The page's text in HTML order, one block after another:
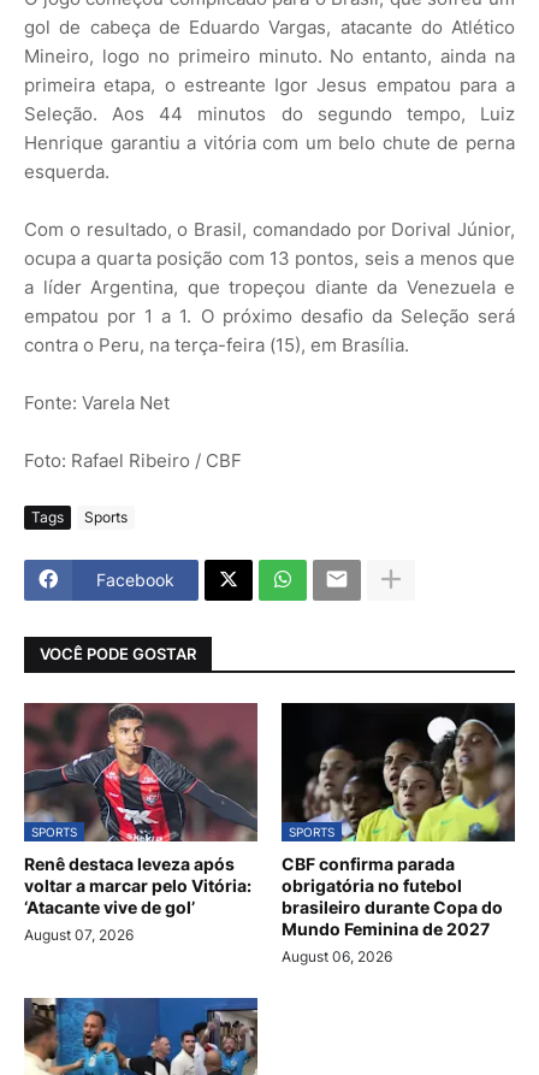
gol de cabeça de Eduardo Vargas, atacante do Atlético
Mineiro, logo no primeiro minuto. No entanto, ainda na
primeira etapa, o estreante Igor Jesus empatou para a
Seleção. Aos 44 minutos do segundo tempo, Luiz
Henrique garantiu a vitória com um belo chute de perna
esquerda.
Com o resultado, o Brasil, comandado por Dorival Júnior,
ocupa a quarta posição com 13 pontos, seis a menos que
a líder Argentina, que tropeçou diante da Venezuela e
empatou por 1 a 1. O próximo desafio da Seleção será
contra o Peru, na terça-feira (15), em Brasília.
Fonte: Varela Net
Foto: Rafael Ribeiro / CBF
Tags Sports
Facebook
VOCÊ PODE GOSTAR
SPORTS
Renê destaca leveza após
voltar a marcar pelo Vitória:
‘Atacante vive de gol’
August 07, 2026
SPORTS
CBF confirma parada
obrigatória no futebol
brasileiro durante Copa do
Mundo Feminina de 2027
August 06, 2026